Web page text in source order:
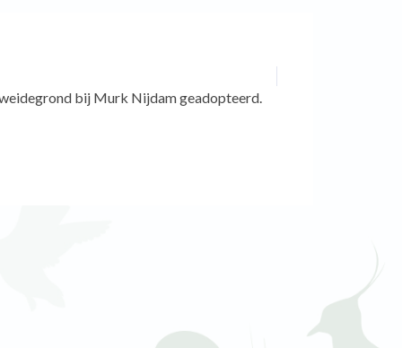
bij Murk Nijdam geadopteerd.